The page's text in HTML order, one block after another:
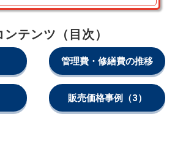
ンテンツ（目次）
管理費・修繕費の推移
販売価格事例 （3）